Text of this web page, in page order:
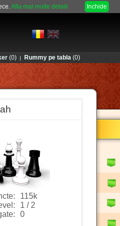
Afla mai multe detalii Inchide
(0) | Rummy pe tabla (0)
115k
1 / 2
0